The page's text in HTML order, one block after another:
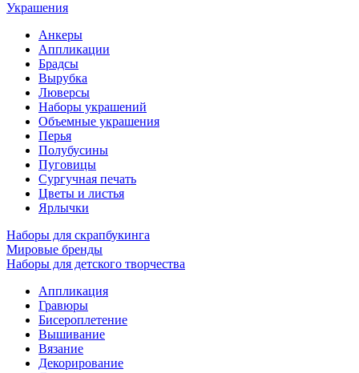
Украшения
Анкеры
Аппликации
Брадсы
Вырубка
Люверсы
Наборы украшений
Объемные украшения
Перья
Полубусины
Пуговицы
Сургучная печать
Цветы и листья
Ярлычки
Наборы для скрапбукинга
Мировые бренды
Наборы для детского творчества
Аппликация
Гравюры
Бисероплетение
Вышивание
Вязание
Декорирование